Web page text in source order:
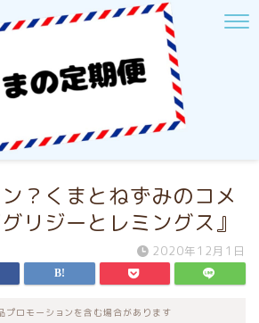
？くまとねずみのコメ
リジーとレミングス』
2020年12月1日
プロモーションを含む場合があります